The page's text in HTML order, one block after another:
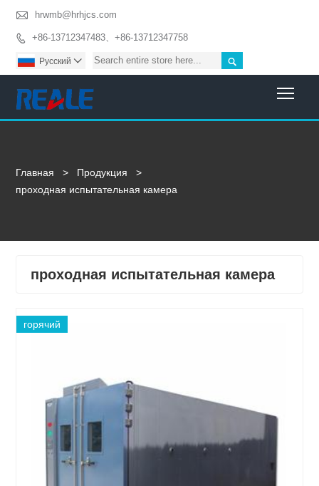
 hrwmb@hrhjcs.com
 +86-13712347483、+86-13712347758

Pусский 
Главная > Продукция
>
проходная испытательная камера
проходная испытательная камера
горячий